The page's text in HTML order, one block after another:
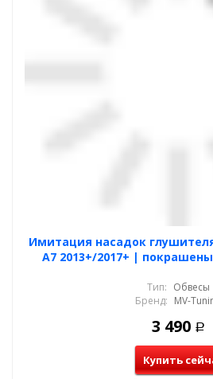
Имитация насадок
A7 2013+/2017+ |
Тип: Обвесы
Бренд: MV-
3 490 Р
Купить